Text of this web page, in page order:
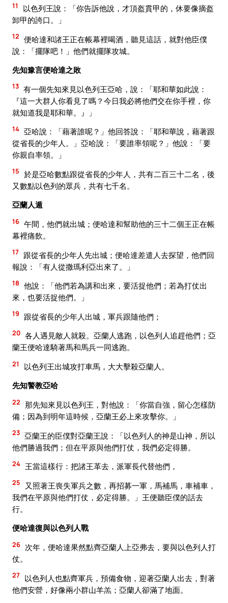
11
以色列王說：「你告訴他說，才頂盔貫甲的，休要像摘盔
卸甲的誇口。」
12 便哈達和諸王正在帳幕裡喝酒，聽見這話，就對他臣僕
說：「擺隊吧！」他們就擺隊攻城。
先知豫言便哈達之敗
13 有一個先知來見以色列王亞哈，說：「耶和華如此說：
『這一大群人你看見了嗎？今日我必將他們交在你手裡，你
就知道我是耶和華。』」
14 亞哈說：「藉著誰呢？」他回答說：「耶和華說，藉著跟
從省長的少年人。」亞哈說：「要誰率領呢？」他說：「要
你親自率領。」
15 於是亞哈數點跟從省長的少年人，共有二百三十二名，後
又數點以色列的眾兵，共有七千名。
亞蘭人遁
16 午間，他們就出城；便哈達和幫助他的三十二個王正在帳
幕裡痛飲。
17 跟從省長的少年人先出城；便哈達差遣人去探望，他們回
報說：「有人從撒瑪利亞出來了。」
18 他說：「他們若為講和出來，要活捉他們；若為打仗出
來，也要活捉他們。」
19 跟從省長的少年人出城，軍兵跟隨他們；
20 各人遇見敵人就殺。亞蘭人逃跑，以色列人追趕他們；亞
蘭王便哈達騎著馬和馬兵一同逃跑。
21
以色列王出城攻打車馬，大大擊殺亞蘭人。
先知警教亞哈
22 那先知來見以色列王，對他說：「你當自強，留心怎樣防
備；因為到明年這時候，亞蘭王必上來攻擊你。」
23 亞蘭王的臣僕對亞蘭王說：「以色列人的神是山神，所以
他們勝過我們；但在平原與他們打仗，我們必定得勝。
24 王當這樣行：把諸王革去，派軍長代替他們，
25
又照著王喪失軍兵之數，再招募一軍，馬補馬，車補車，
我們在平原與他們打仗，必定得勝。」王便聽臣僕的話去
行。
便哈達復與以色列人戰
26 次年，便哈達果然點齊亞蘭人上亞弗去，要與以色列人打
仗。
27 以色列人也點齊軍兵，預備食物，迎著亞蘭人出去，對著
他們安營，好像兩小群山羊羔；亞蘭人卻滿了地面。